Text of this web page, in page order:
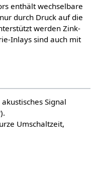
enthält wechselbare
durch Druck auf die
werden Zink-
Inlays sind auch mit
Signal
Umschaltzeit,